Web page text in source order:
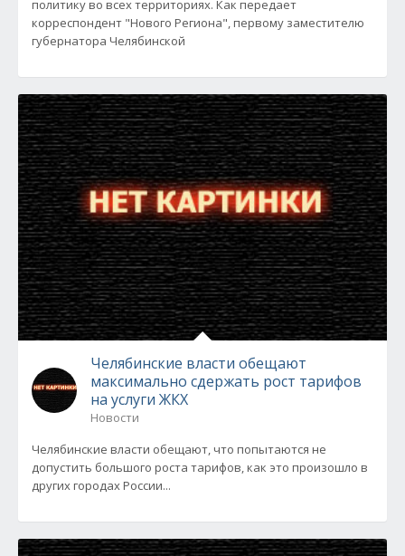
политику во всех территориях. Как передает
корреспондент "Нового Региона", первому заместителю
губернатора Челябинской
Челябинские власти обещают
максимально сдержать рост тарифов
на услуги ЖКХ
Новости
Челябинские власти обещают, что попытаются не
допустить большого роста тарифов, как это произошло в
других городах России...